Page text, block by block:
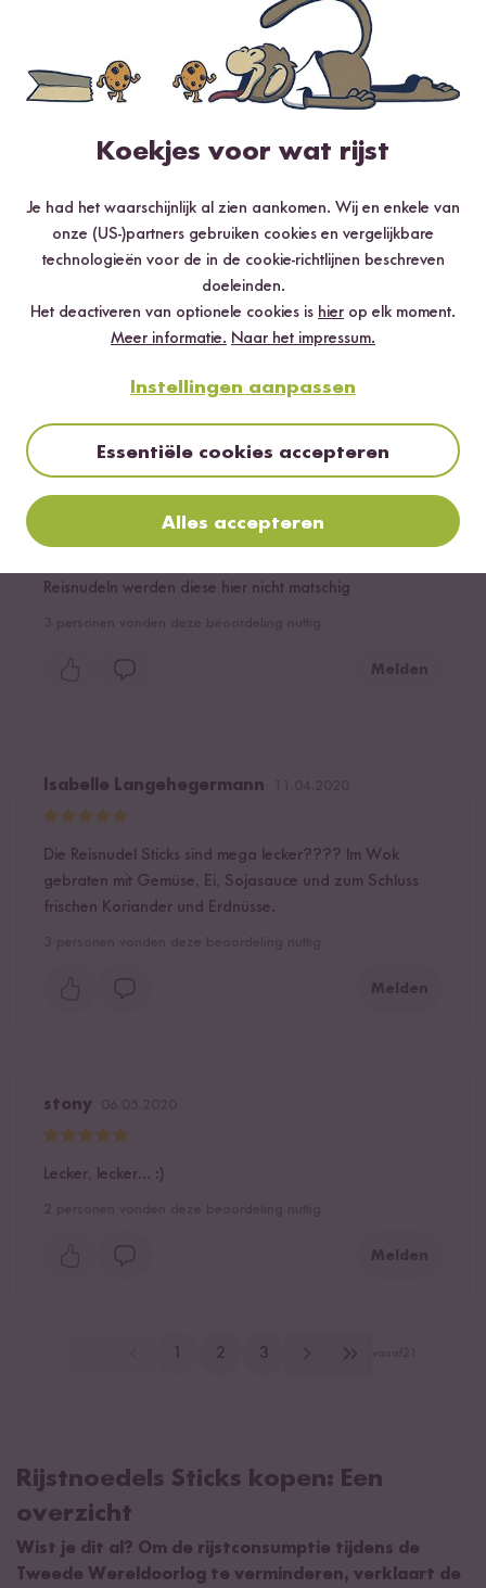
3 sterren 0 %
Beoordeel dit product
NieuwsteHoogste ratingLaagste rating
Larla 11.12.2023
Reisnudeln werden diese hier nicht matschig
Melden
Isabelle Langehegermann
Die Reisnudel Sticks sind mega lecker???? Im Wok
gebraten mit Gemüse, Ei, Sojasauce und zum Schluss
frischen Koriander und Erdnüsse.
Melden
stony
Lecker, lecker... :)
Melden
2 3
Rijstnoedels Sticks kopen: Een
overzicht
Wist je dit al? Om de rijstconsumptie tijdens de
Tweede Wereldoorlog te verminderen, verklaart de
Koekjes voor wat rijst
Je had het waarschijnlijk al zien aankomen. Wij en enkele van
onze (US-)partners gebruiken cookies en vergelijkbare
technologieën voor de in de cookie-richtlijnen beschreven
doeleinden.
Het deactiveren van optionele cookies is hier op elk moment.
Meer informatie. Naar het impressum.
Instellingen aanpassen
Essentiële cookies accepteren
Alles accepteren